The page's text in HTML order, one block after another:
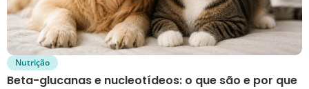
Nutrição
Beta-glucanas e nucleotídeos: o que são e por que